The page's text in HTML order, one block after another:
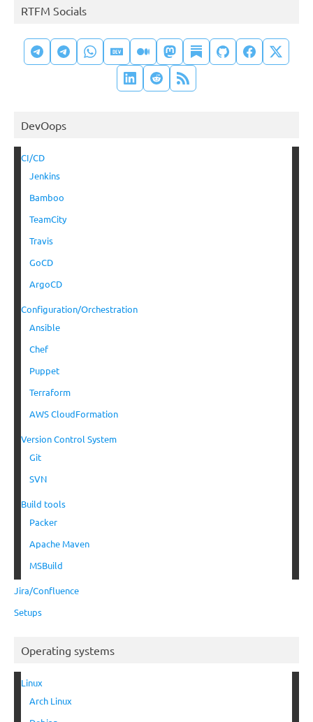
RTFM Socials
DevOops
CI/CD
Jenkins
Bamboo
TeamCity
Travis
GoCD
ArgoCD
Configuration/Orchestration
Ansible
Chef
Puppet
Terraform
AWS CloudFormation
Version Control System
Git
SVN
Build tools
Packer
Apache Maven
MSBuild
Jira/Confluence
Setups
Operating systems
Linux
Arch Linux